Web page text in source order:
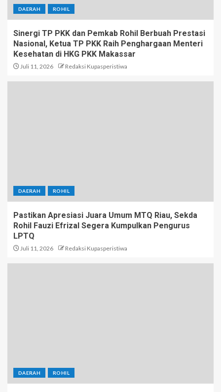
DAERAH ROHIL
Sinergi TP PKK dan Pemkab Rohil Berbuah Prestasi
Nasional, Ketua TP PKK Raih Penghargaan Menteri
Kesehatan di HKG PKK Makassar
Juli 11, 2026 Redaksi Kupasperistiwa
DAERAH ROHIL
Pastikan Apresiasi Juara Umum MTQ Riau, Sekda
Rohil Fauzi Efrizal Segera Kumpulkan Pengurus
LPTQ
Juli 11, 2026 Redaksi Kupasperistiwa
DAERAH ROHIL